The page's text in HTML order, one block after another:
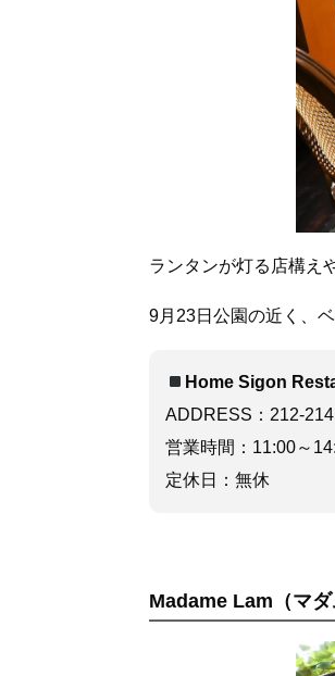
ランタンが灯る店構え
9月23日公園の近く、
Home Sigon
ADDRESS：212-
営業時間：11:00～
定休日：無休
Madame Lam（マダ